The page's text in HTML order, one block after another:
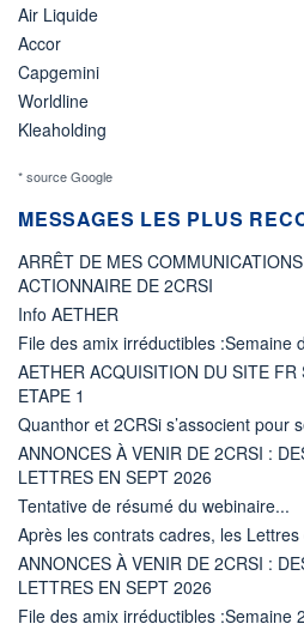
Air Liquide
Accor
Capgemini
Worldline
Kleaholding
* source Google
MESSAGES LES PLUS
ARRÊT DE MES
ACTIONNAIRE DE 2CRSI
Info AETHER
File des amix irréductibles :Semaine
AETHER ACQUISITION DU SITE
ETAPE 1
Quanthor et 2CRSi s’associent pour
ANNONCES À VENIR DE 2CRSI :
LETTRES EN SEPT 2026
Tentative de résumé du webinaire...
Après les contrats cadres, les
ANNONCES À VENIR DE 2CRSI :
LETTRES EN SEPT 2026
File des amix irréductibles :Semaine